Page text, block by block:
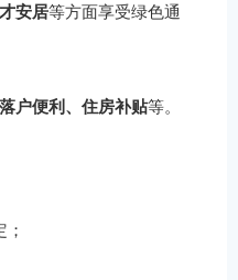
安居等方面享受绿色通
户便利、住房补贴等。